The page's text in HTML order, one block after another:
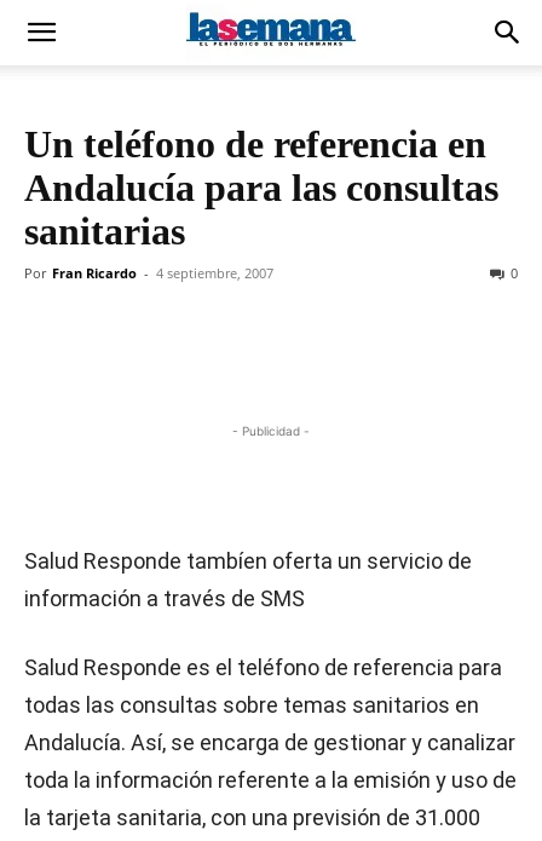
Un teléfono de referencia en
Andalucía para las consultas
sanitarias
Por Fran Ricardo - 4 septiembre, 2007 0
- Publicidad -
Salud Responde tambíen oferta un servicio de
información a través de SMS
Salud Responde es el teléfono de referencia para
todas las consultas sobre temas sanitarios en
Andalucía. Así, se encarga de gestionar y canalizar
toda la información referente a la emisión y uso de
la tarjeta sanitaria, con una previsión de 31.000